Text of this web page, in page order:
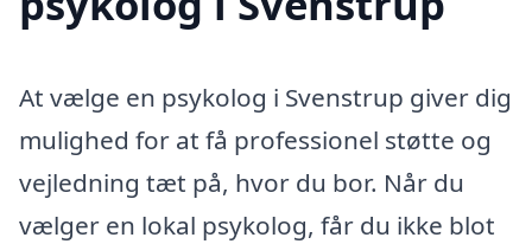
At vælge en psykolog i Svenstrup giver dig
mulighed for at få professionel støtte og
vejledning tæt på, hvor du bor. Når du
vælger en lokal psykolog, får du ikke blot